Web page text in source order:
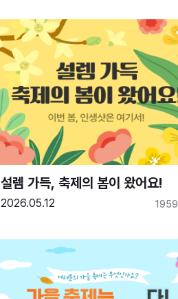
설렘 가득, 축제의 봄이 왔어요!
2026.05.12 1959